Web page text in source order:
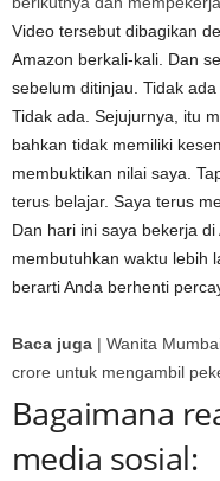
Video tersebut dibagikan
Amazon berkali-kali. Dan
sebelum ditinjau. Tidak
Tidak ada. Sejujurnya, itu
bahkan tidak memiliki
membuktikan nilai saya.
terus belajar. Saya terus
Dan hari ini saya bekerja
membutuhkan waktu lebih
berarti Anda berhenti
Baca juga | Wanita
crore untuk mengambil
Bagaimana
media sosial: